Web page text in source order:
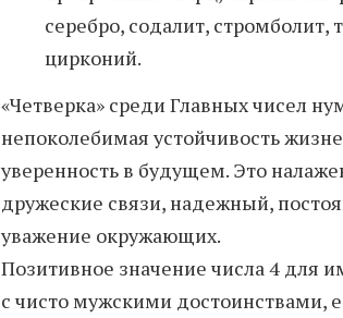
серебро, содалит,
цирконий.
«Четверка» среди Главных чисел
непоколебимая устойчивость
уверенность в будущем. Это
дружеские связи, надежный,
уважение окружающих.
Позитивное значение числа 4 для
с чисто мужскими достоинствами,